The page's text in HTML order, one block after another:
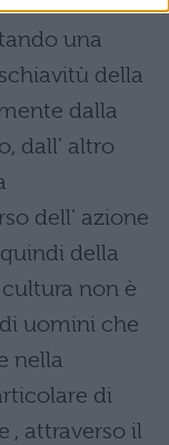
una
della
dalla
dall’ altro
dell’ azione
della
non è
uomini che
nella
di
, attraverso il